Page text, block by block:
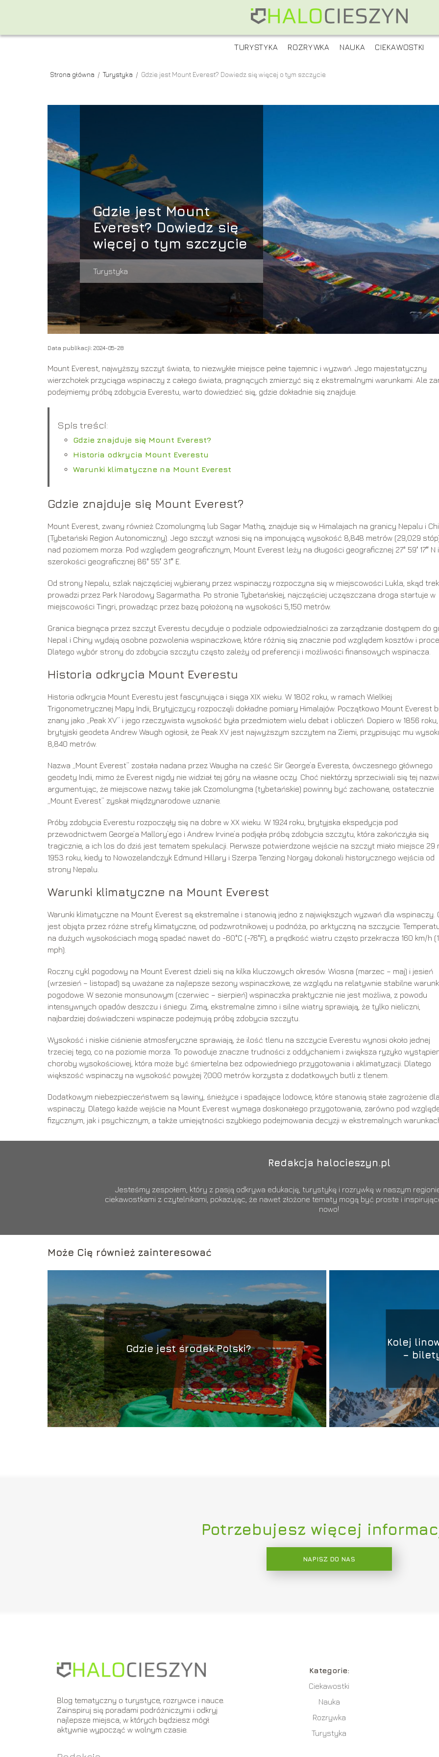
TURYSTYKA ROZRYWKA NAUKA CIEKAWOSTKI
Strona główna / Turystyka / Gdzie jest Mount Everest? Dowiedz się więcej o tym szczycie
Gdzie jest Mount
Everest? Dowiedz się
więcej o tym szczycie
Turystyka
Data publikacji: 2024-05-28
Mount Everest, najwyższy szczyt świata, to niezwykłe miejsce pełne tajemnic i wyzwań. Jego majestatyczny
wierzchołek przyciąga wspinaczy z całego świata, pragnących zmierzyć się z ekstremalnymi warunkami. Ale
podejmiemy próbę zdobycia Everestu, warto dowiedzieć się, gdzie dokładnie się znajduje.
Spis treści:
Gdzie znajduje się Mount Everest?
Historia odkrycia Mount Everestu
Warunki klimatyczne na Mount Everest
Gdzie znajduje się Mount Everest?
Mount Everest, zwany również Czomolungmą lub Sagar Mathą, znajduje się w Himalajach na granicy Nepalu i
(Tybetański Region Autonomiczny). Jego szczyt wznosi się na imponującą wysokość 8,848 metrów (29,029
nad poziomem morza. Pod względem geograficznym, Mount Everest leży na długości geograficznej 27° 59′ 17″ N i
szerokości geograficznej 86° 55′ 31″ E.
Od strony Nepalu, szlak najczęściej wybierany przez wspinaczy rozpoczyna się w miejscowości Lukla, skąd
prowadzi przez Park Narodowy Sagarmatha. Po stronie Tybetańskiej, najczęściej uczęszczana droga startuje w
miejscowości Tingri, prowadząc przez bazę położoną na wysokości 5,150 metrów.
Granica biegnąca przez szczyt Everestu decyduje o podziale odpowiedzialności za zarządzanie dostępem do
Nepal i Chiny wydają osobne pozwolenia wspinaczkowe, które różnią się znacznie pod względem kosztów i
Dlatego wybór strony do zdobycia szczytu często zależy od preferencji i możliwości finansowych wspinacza.
Historia odkrycia Mount Everestu
Historia odkrycia Mount Everestu jest fascynująca i sięga XIX wieku. W 1802 roku, w ramach Wielkiej
Trigonometrycznej Mapy Indii, Brytyjczycy rozpoczęli dokładne pomiary Himalajów. Początkowo Mount Everest
znany jako „Peak XV” i jego rzeczywista wysokość była przedmiotem wielu debat i obliczeń. Dopiero w 1856 roku,
brytyjski geodeta Andrew Waugh ogłosił, że Peak XV jest najwyższym szczytem na Ziemi, przypisując mu
8,840 metrów.
Nazwa „Mount Everest” została nadana przez Waugha na cześć Sir George’a Everesta, ówczesnego głównego
geodety Indii, mimo że Everest nigdy nie widział tej góry na własne oczy. Choć niektórzy sprzeciwiali się tej
argumentując, że miejscowe nazwy takie jak Czomolungma (tybetańskie) powinny być zachowane, ostatecznie
„Mount Everest” zyskał międzynarodowe uznanie.
Próby zdobycia Everestu rozpoczęły się na dobre w XX wieku. W 1924 roku, brytyjska ekspedycja pod
przewodnictwem George’a Mallory’ego i Andrew Irvine’a podjęła próbę zdobycia szczytu, która zakończyła się
tragicznie, a ich los do dziś jest tematem spekulacji. Pierwsze potwierdzone wejście na szczyt miało miejsce 29
1953 roku, kiedy to Nowozelandczyk Edmund Hillary i Szerpa Tenzing Norgay dokonali historycznego wejścia od
strony Nepalu.
Warunki klimatyczne na Mount Everest
Warunki klimatyczne na Mount Everest są ekstremalne i stanowią jedno z największych wyzwań dla wspinaczy.
jest objęta przez różne strefy klimatyczne, od podzwrotnikowej u podnóża, po arktyczną na szczycie.
na dużych wysokościach mogą spadać nawet do -60°C (-76°F), a prędkość wiatru często przekracza 160 km/h
mph).
Roczny cykl pogodowy na Mount Everest dzieli się na kilka kluczowych okresów. Wiosna (marzec – maj) i jesień
(wrzesień – listopad) są uważane za najlepsze sezony wspinaczkowe, ze względu na relatywnie stabilne
pogodowe. W sezonie monsunowym (czerwiec – sierpień) wspinaczka praktycznie nie jest możliwa, z powodu
intensywnych opadów deszczu i śniegu. Zimą, ekstremalne zimno i silne wiatry sprawiają, że tylko nieliczni,
najbardziej doświadczeni wspinacze podejmują próbę zdobycia szczytu.
Wysokość i niskie ciśnienie atmosferyczne sprawiają, że ilość tlenu na szczycie Everestu wynosi około jednej
trzeciej tego, co na poziomie morza. To powoduje znaczne trudności z oddychaniem i zwiększa ryzyko
choroby wysokościowej, która może być śmiertelna bez odpowiedniego przygotowania i aklimatyzacji. Dlatego
większość wspinaczy na wysokość powyżej 7,000 metrów korzysta z dodatkowych butli z tlenem.
Dodatkowym niebezpieczeństwem są lawiny, śnieżyce i spadające lodowce, które stanowią stałe zagrożenie dla
wspinaczy. Dlatego każde wejście na Mount Everest wymaga doskonałego przygotowania, zarówno pod
fizycznym, jak i psychicznym, a także umiejętności szybkiego podejmowania decyzji w ekstremalnych
Redakcja halocieszyn.pl
Jesteśmy zespołem, który z pasją odkrywa edukację, turystykę i rozrywkę w naszym
ciekawostkami z czytelnikami, pokazując, że nawet złożone tematy mogą być proste i
nowo!
Może Cię również zainteresować
Gdzie jest środek Polski?
Kolej
–
Potrzebujesz więcej
NAPISZ DO NAS
Blog tematyczny o turystyce, rozrywce i nauce.
Zainspiruj się poradami podróżniczymi i odkryj
najlepsze miejsca, w których będziesz mógł
aktywnie wypocząć w wolnym czasie.
Kategorie:
Ciekawostki
Nauka
Rozrywka
Turystyka